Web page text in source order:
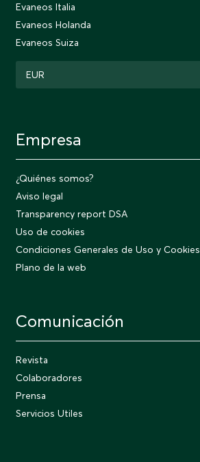
Evaneos Italia
Evaneos Holanda
Evaneos Suiza
EUR
Empresa
¿Quiénes somos?
Aviso legal
Transparency report DSA
Uso de cookies
Condiciones Generales de Uso y Cookies
Plano de la web
Comunicación
Revista
Colaboradores
Prensa
Servicios Utiles